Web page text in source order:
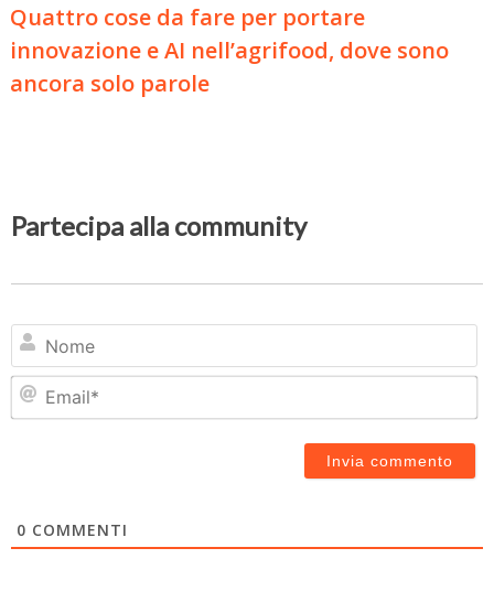
Quattro cose da fare per portare
innovazione e AI nell’agrifood, dove sono
ancora solo parole
Partecipa alla community
0 COMMENTI